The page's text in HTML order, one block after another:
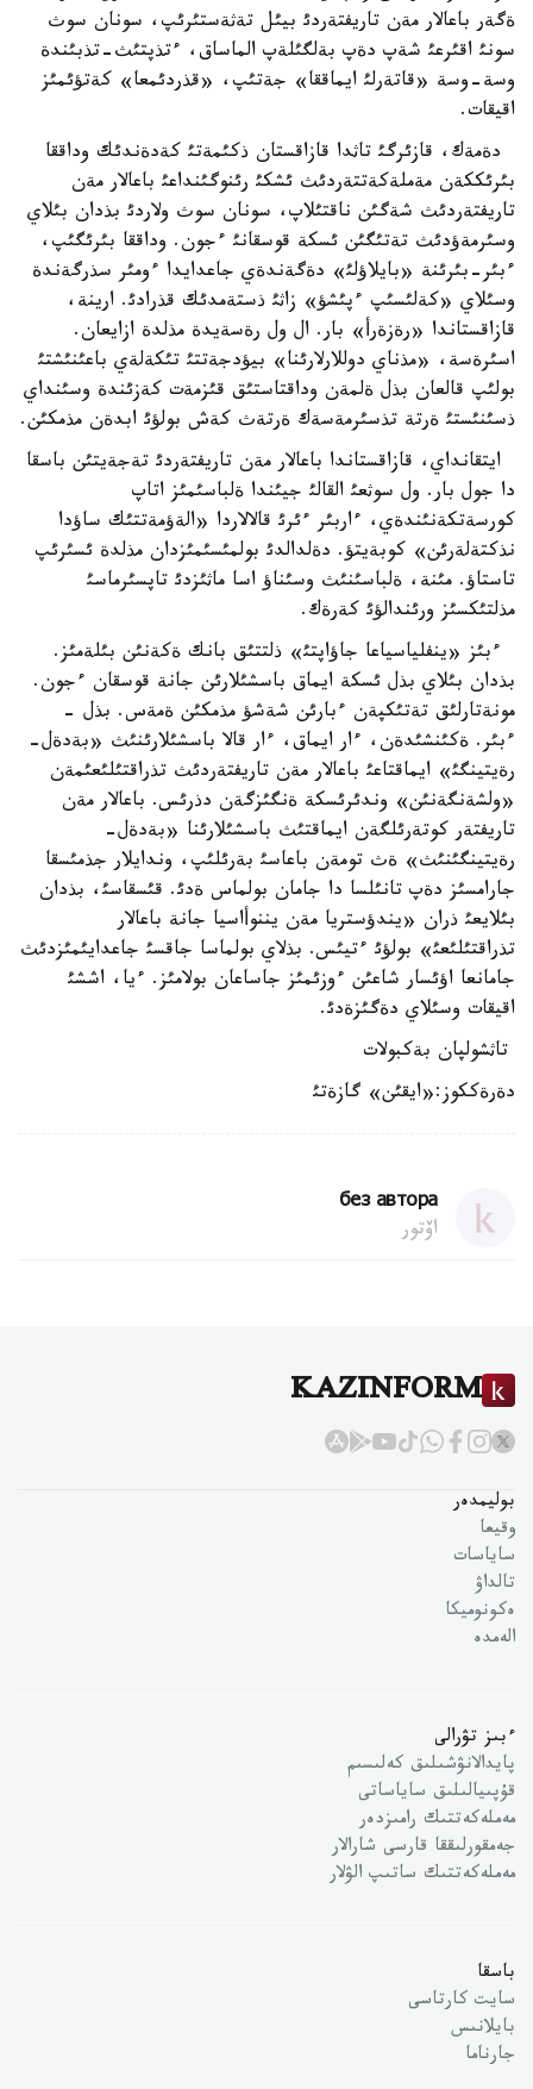
ةگةر باعالار مةن تاريفتةردئ بيئل تةثةستئرئپ، سونان سوث
سونئ اقئرعئ شةپ دةپ بةلگئلةپ الماساق، ءتذپتئث-تذبئندة
وسة-وسة «قاتةرلئ ايماققا» جةتئپ، «قذردئمعا» كةتؤئمئز
اقيقات.
دةمةك، قازئرگئ تاثدا قازاقستان ذكئمةتئ كةدةندئك وداققا
بئرئككةن مةملةكةتتةردئث ئشكئ رئنوگئنداعئ باعالار مةن
تاريفتةردئث شةگئن ناقتئلاپ، سونان سوث ولاردئ بذدان بئلاي
وسئرمةؤدئث تةتئگئن ئسكة قوسقانئ ءجون. وداققا بئرئگئپ،
ءبئر-بئرئنة «بايلاؤلئ» دةگةندةي جاعدايدا ءومئر سذرگةندة
وسئلاي «كةلئسئپ ءپئشؤ» زاثئ ذستةمدئك قذرادئ. ارينة،
قازاقستاندا «رةزةرأ» بار. ال ول رةسةيدة مذلدة ازايعان.
اسئرةسة، «مذناي دوللارلارئنا» بيؤدجةتتئ تئكةلةي باعئنئشتئ
بولئپ قالعان بذل ةلمةن وداقتاستئق قئزمةت كةزئندة وسئنداي
ذسئنئستئ ةرتة تذسئرمةسةك ةرتةث كةش بولؤئ ابدةن مذمكئن.
ايتقانداي، قازاقستاندا باعالار مةن تاريفتةردئ تةجةيتئن باسقا
دا جول بار. ول سوثعئ القالئ جيئندا ةلباسئمئز اتاپ
كورسةتكةنئندةي، ءاربئر ءئرئ قالالاردا «الةؤمةتتئك ساؤدا
نذكتةلةرئن» كوبةيتؤ. دةلدالدئ بولمئسئمئزدان مذلدة ئسئرئپ
تاستاؤ. مئنة، ةلباسئنئث وسئناؤ اسا ماثئزدئ تاپسئرماسئ
مذلتئكسئز ورئندالؤئ كةرةك.
ءبئز «ينفلياسياعا جاؤاپتئ» ذلتتئق بانك ةكةنئن بئلةمئز.
بذدان بئلاي بذل ئسكة ايماق باسشئلارئن جانة قوسقان ءجون.
مونةتارلئق تةتئكپةن ءبارئن شةشؤ مذمكئن ةمةس. بذل -
ءبئر. ةكئنشئدةن، ءار ايماق، ءار قالا باسشئلارئنئث «بةدةل-
رةيتينگئ» ايماقتاعئ باعالار مةن تاريفتةردئث تذراقتئلئعئمةن
«ولشةنگةنئن» وندئرئسكة ةنگئزگةن دذرئس. باعالار مةن
تاريفتةر كوتةرئلگةن ايماقتئث باسشئلارئنا «بةدةل-
رةيتينگئنئث» ةث تومةن باعاسئ بةرئلئپ، وندايلار جذمئسقا
جارامسئز دةپ تانئلسا دا جامان بولماس ةدئ. قئسقاسئ، بذدان
بئلايعئ ذران «يندؤستريا مةن يننوأاسيا جانة باعالار
تذراقتئلئعئ» بولؤئ ءتيئس. بذلاي بولماسا جاقسئ جاعدايئمئزدئث
جامانعا اؤئسار شاعئن ءوزئمئز جاساعان بولامئز. ءيا، اششئ
اقيقات وسئلاي دةگئزةدئ.
تاثشولپان بةكبولات
دةرةككوز:«ايقئن» گازةتئ
без автора
اۆتور
KAZINFORM
بوليمدەر
وقيعا
ساياسات
تالداۋ
ەكونوميكا
الەمدە
ءبىز تۋرالى
پايدالانۋشىلىق كەلىسىم
قۇپىيالىلىق ساياساتى
مەملەكەتتىك رامىزدەر
جەمقورلىققا قارسى شارالار
مەملەكەتتىك ساتىپ الۋلار
باسقا
سايت كارتاسى
بايلانىس
جارناما